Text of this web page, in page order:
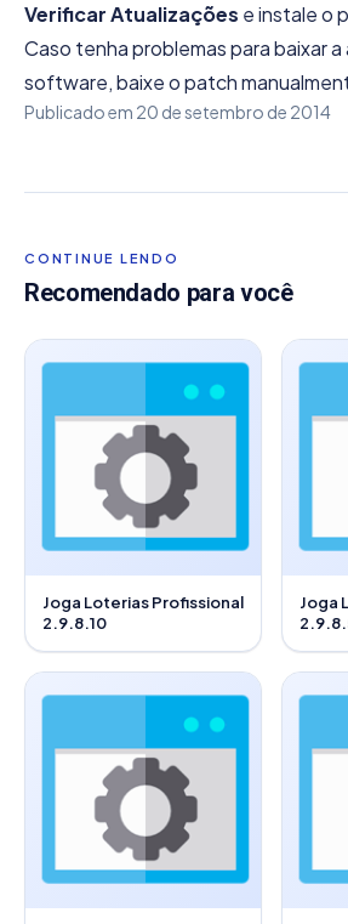
Verificar Atualizações e instale o
Caso tenha problemas para baixar
software, baixe o patch
Publicado em 20 de setembro de 2014
CONTINUE LENDO
Recomendado para você
Joga Loterias Profissional
2.9.8.10
Joga